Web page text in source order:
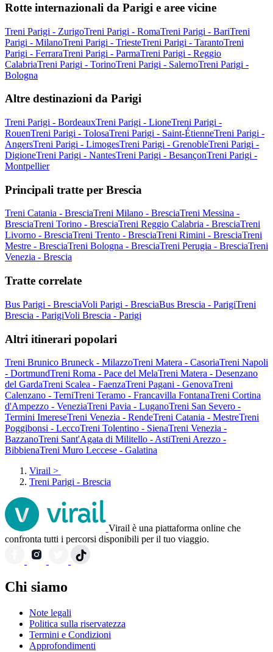
Rotte internazionali da Parigi e aree vicine
Treni Parigi - ZurigoTreni Parigi - RomaTreni Parigi - BariTreni
Parigi - MilanoTreni Parigi - TriesteTreni Parigi - TarantoTreni
Parigi - FerraraTreni Parigi - ParmaTreni Parigi - Reggio
CalabriaTreni Parigi - TorinoTreni Parigi - SalernoTreni Parigi -
Bologna
Altre destinazioni da Parigi
Treni Parigi - BordeauxTreni Parigi - LioneTreni Parigi -
RouenTreni Parigi - TolosaTreni Parigi - Saint-ÉtienneTreni Parigi -
AngersTreni Parigi - LimogesTreni Parigi - GrenobleTreni Parigi -
DigioneTreni Parigi - NantesTreni Parigi - BesançonTreni Parigi -
Montpellier
Principali tratte per Brescia
Treni Catania - BresciaTreni Milano - BresciaTreni Messina -
BresciaTreni Torino - BresciaTreni Reggio Calabria - BresciaTreni
Livorno - BresciaTreni Trento - BresciaTreni Rimini - BresciaTreni
Mestre - BresciaTreni Bologna - BresciaTreni Perugia - BresciaTreni
Venezia - Brescia
Tratte correlate
Bus Parigi - BresciaVoli Parigi - BresciaBus Brescia - ParigiTreni
Brescia - ParigiVoli Brescia - Parigi
Altri itinerari popolari
Treni Brunico Bruneck - MilazzoTreni Matera - CasoriaTreni Napoli
- DortmundTreni Roma - Pace del MelaTreni Matera - Desenzano
del GardaTreni Scalea - FaenzaTreni Pagani - GenovaTreni
Calenzano - TerniTreni Teramo - Francavilla FontanaTreni Cortina
d'Ampezzo - VeneziaTreni Pavia - LuganoTreni San Severo -
Termini ImereseTreni Venezia - RendeTreni Catania - MestreTreni
Poggibonsi - LeccoTreni Tolentino - SienaTreni Venezia -
BazzanoTreni Sant'Agata di Militello - AstiTreni Arezzo -
BibbienaTreni Muro Leccese - Galatina
Virail >
Treni Parigi - Brescia
Virail è una piattaforma online che
confronta tutti i percorsi disponibili per il tuo viaggio.
Chi siamo
Note legali
Politica sulla riservatezza
Termini e Condizioni
Approfondimenti